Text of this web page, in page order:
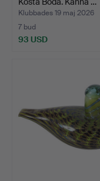
Klubbades 19 maj 2026
7 bud
93 USD